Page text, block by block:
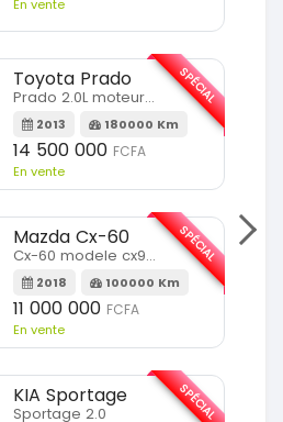
En vente
Toyota Prado
Prado 2.0L moteur d4d
2013 180000 Km
14 500 000 FCFA
En vente
SPÉCIAL
Mazda Cx-60
Cx-60 modele cx9 full option
2018 100000 Km
11 000 000 FCFA
En vente
SPÉCIAL
KIA Sportage
Sportage 2.0 SPÉCIAL